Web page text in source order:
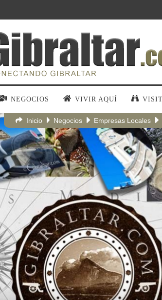
NEGOCIOS VIVIR AQUÍ
Inicio Negocios Empresas Locales